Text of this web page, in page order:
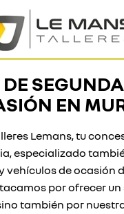
EN
Lemans, tu
especializado
vehículos de ocasión
por ofrecer un
también por